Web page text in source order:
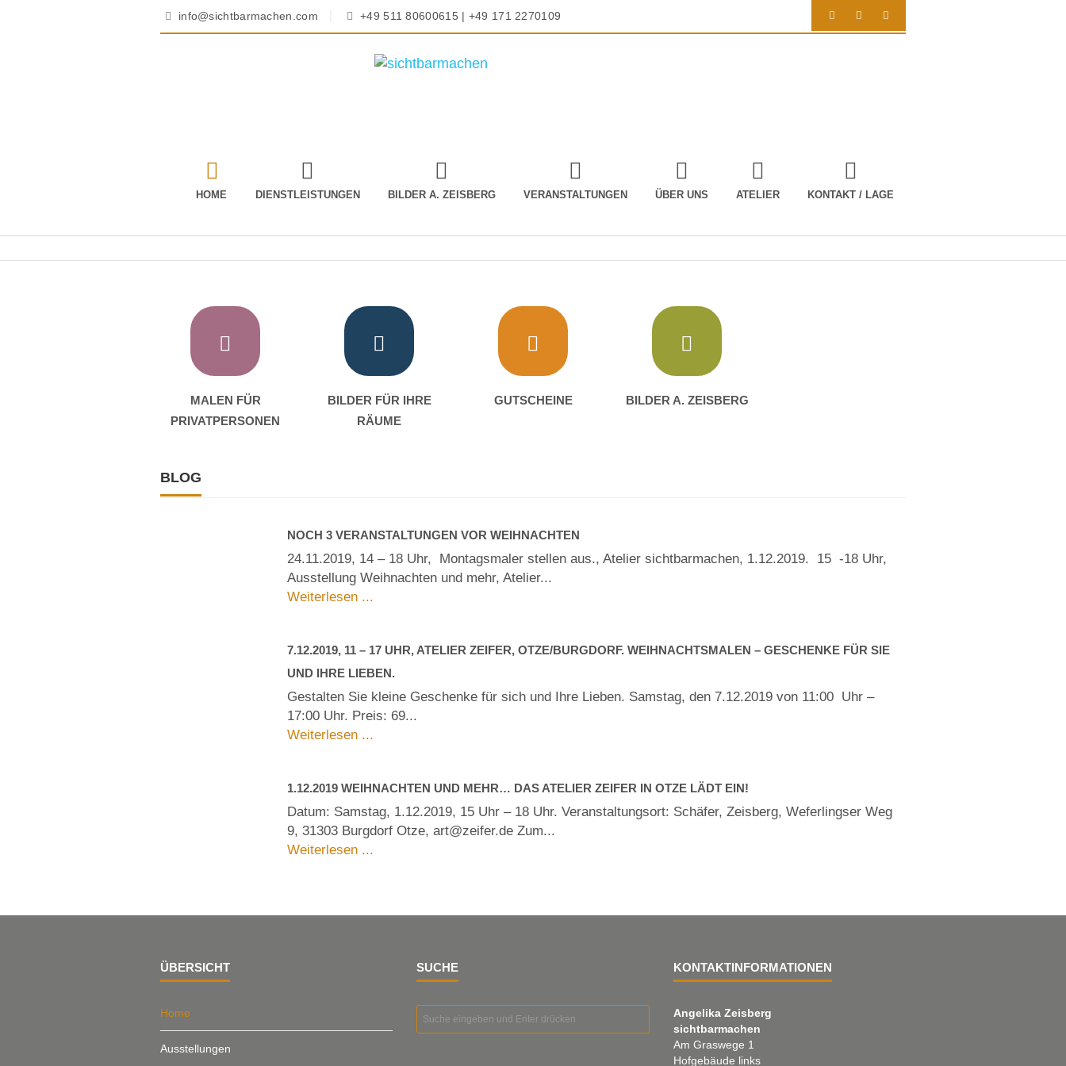
info@sichtbarmachen.com +49 511 80600615 | +49 171 2270109
HOME DIENSTLEISTUNGEN BILDER A. ZEISBERG VERANSTALTUNGEN ÜBER UNS ATELIER KONTAKT / LAGE
MALEN FÜR
PRIVATPERSONEN
BILDER FÜR IHRE
RÄUME
GUTSCHEINE BILDER A. ZEISBERG
BLOG
NOCH 3 VERANSTALTUNGEN VOR WEIHNACHTEN
24.11.2019, 14 – 18 Uhr, Montagsmaler stellen aus., Atelier sichtbarmachen, 1.12.2019. 15 -18 Uhr,
Ausstellung Weihnachten und mehr, Atelier...
Weiterlesen ...
7.12.2019, 11 – 17 UHR, ATELIER ZEIFER, OTZE/BURGDORF. WEIHNACHTSMALEN – GESCHENKE FÜR SIE
UND IHRE LIEBEN.
Gestalten Sie kleine Geschenke für sich und Ihre Lieben. Samstag, den 7.12.2019 von 11:00 Uhr –
17:00 Uhr. Preis: 69...
Weiterlesen ...
1.12.2019 WEIHNACHTEN UND MEHR… DAS ATELIER ZEIFER IN OTZE LÄDT EIN!
Datum: Samstag, 1.12.2019, 15 Uhr – 18 Uhr. Veranstaltungsort: Schäfer, Zeisberg, Weferlingser Weg
9, 31303 Burgdorf Otze, art@zeifer.de Zum...
Weiterlesen ...
ÜBERSICHT
Home
Ausstellungen
SUCHE KONTAKTINFORMATIONEN
Angelika Zeisberg
sichtbarmachen
Am Graswege 1
Hofgebäude links